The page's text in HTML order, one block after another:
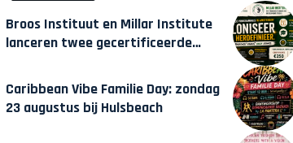
Broos Instituut en Millar Institute
lanceren twee gecertificeerde
Amsterdam
Caribbean Vibe Familie Day: zondag
23 augustus bij Hulsbeach